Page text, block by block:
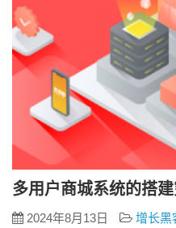
多用户商城系统的搭建
2024年8月13日 增长黑